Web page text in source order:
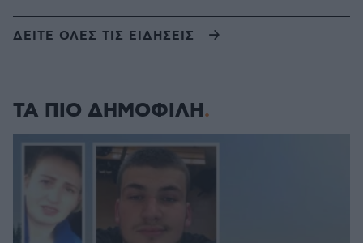
ΔΕΙΤΕ ΟΛΕΣ ΤΙΣ ΕΙΔΗΣΕΙΣ
ΤΑ ΠΙΟ ΔΗΜΟΦΙΛΗ